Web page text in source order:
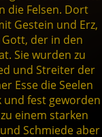
die Felsen. Dort
Gestein und Erz,
der in den
Sie wurden zu
und Streiter der
Esse die Seelen
und fest geworden
einem starken
Schmiede aber